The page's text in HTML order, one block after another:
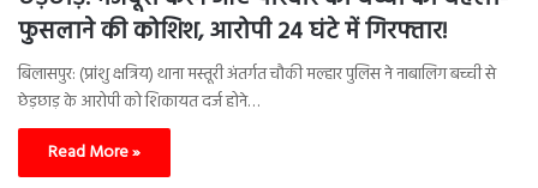
फुसलाने की कोशिश, आरोपी 24 घंटे में गिरफ्तार!
बिलासपुर: (प्रांशु क्षत्रिय) थाना मस्तूरी अंतर्गत चौकी मल्हार पुलिस ने नाबालिग बच्ची से
छेड़छाड़ के आरोपी को शिकायत दर्ज होने…
Read More »